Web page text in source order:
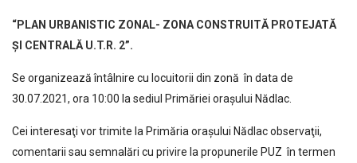
“PLAN URBANISTIC ZONAL- ZONA CONSTRUITĂ PROTEJATĂ
ȘI CENTRALĂ U.T.R. 2”.
Se organizează întâlnire cu locuitorii din zonă în data de
30.07.2021, ora 10:00 la sediul Primăriei orașului Nădlac.
Cei interesaţi vor trimite la Primăria orașului Nădlac observaţii,
comentarii sau semnalări cu privire la propunerile PUZ în termen